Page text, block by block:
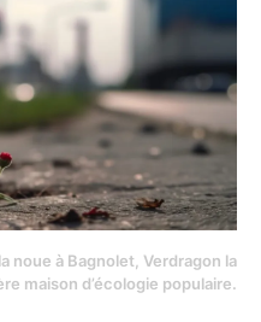
noue à Bagnolet, Verdragon la
maison d’écologie populaire.